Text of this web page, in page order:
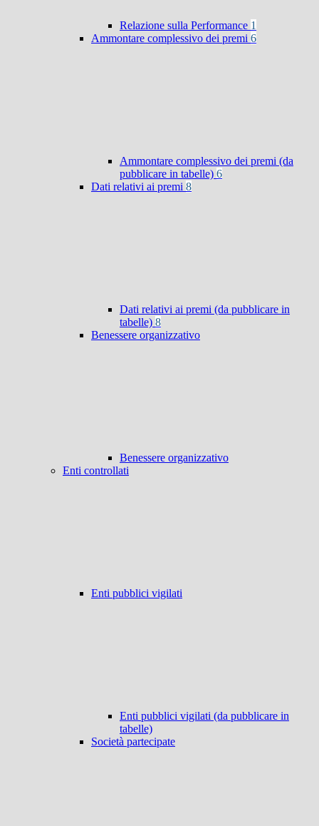
Relazione sulla Performance 1
Ammontare complessivo dei premi 6
Ammontare complessivo dei premi (da
pubblicare in tabelle) 6
Dati relativi ai premi 8
Dati relativi ai premi (da pubblicare in
tabelle) 8
Benessere organizzativo
Benessere organizzativo
Enti controllati
Enti pubblici vigilati
Enti pubblici vigilati (da pubblicare in
tabelle)
Società partecipate